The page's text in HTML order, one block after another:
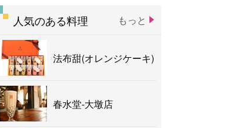
人気のある料理 もっと
法布甜(オレンジケーキ)
春水堂-大墩店